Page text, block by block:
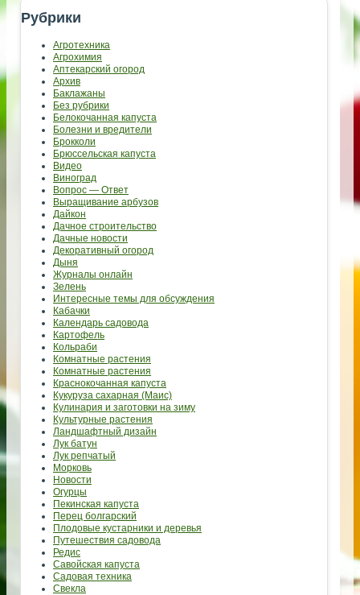
Рубрики
Агротехника
Агрохимия
Аптекарский огород
Архив
Баклажаны
Без рубрики
Белокочанная капуста
Болезни и вредители
Брокколи
Брюссельская капуста
Видео
Виноград
Вопрос — Ответ
Выращивание арбузов
Дайкон
Дачное строительство
Дачные новости
Декоративный огород
Дыня
Журналы онлайн
Зелень
Интересные темы для обсуждения
Кабачки
Календарь садовода
Картофель
Кольраби
Комнатные растения
Комнатные растения
Краснокочанная капуста
Кукуруза сахарная (Маис)
Кулинария и заготовки на зиму
Культурные растения
Ландшафтный дизайн
Лук батун
Лук репчатый
Морковь
Новости
Огурцы
Пекинская капуста
Перец болгарский
Плодовые кустарники и деревья
Путешествия садовода
Редис
Савойская капуста
Садовая техника
Свекла